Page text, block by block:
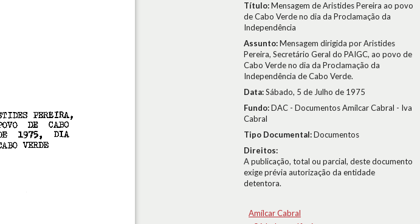
Título:Mensagem de Aristides Pereira ao povo
de Cabo Verde no dia da Proclamação da
Independência
Assunto:Mensagem dirigida por Aristides
Pereira, Secretário Geral do PAIGC, ao povo de
Cabo Verde no dia da Proclamação da
Independência de Cabo Verde.
Data:Sábado, 5 de Julho de 1975
Fundo:DAC - Documentos Amílcar Cabral - Iva
Cabral
Tipo Documental:Documentos
Direitos:
A publicação, total ou parcial, deste documento
exige prévia autorização da entidade
detentora.
Amílcar Cabral